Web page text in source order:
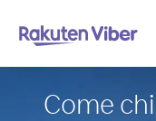
Come